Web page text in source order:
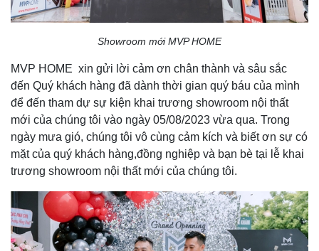
Showroom mới MVP HOME
MVP HOME xin gửi lời cảm ơn chân thành và sâu sắc
đến Quý khách hàng đã dành thời gian quý báu của mình
để đến tham dự sự kiện khai trương showroom nội thất
mới của chúng tôi vào ngày 05/08/2023 vừa qua. Trong
ngày mưa gió, chúng tôi vô cùng cảm kích và biết ơn sự có
mặt của quý khách hàng,đồng nghiệp và bạn bè tại lễ khai
trương showroom nội thất mới của chúng tôi.